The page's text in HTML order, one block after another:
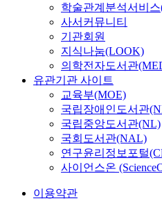
학술관계분석서비
사서커뮤니티
기관회원
지식나눔(LOOK)
의학전자도서관
유관기관 사이트
교육부(MOE)
국립장애인도서관
국립중앙도서관(NL)
국회도서관(NAL)
연구윤리정보포털
사이언스온
이용약관